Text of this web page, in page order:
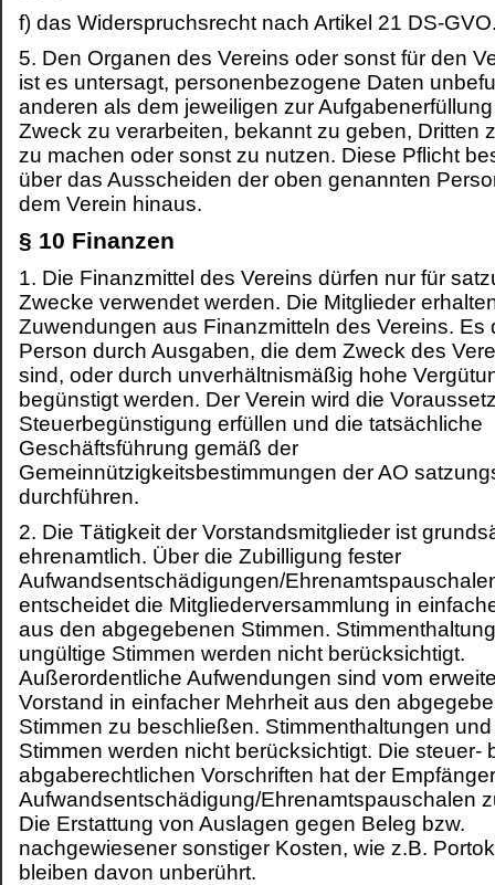
f) das Widerspruchsrecht nach Artikel 21 DS-
5. Den Organen des Vereins oder sonst für den
ist es untersagt, personenbezogene Daten
anderen als dem jeweiligen zur
Zweck zu verarbeiten, bekannt zu geben, Dritten
zu machen oder sonst zu nutzen. Diese Pflicht
über das Ausscheiden der oben genannten
dem Verein hinaus.
§ 10 Finanzen
1. Die Finanzmittel des Vereins dürfen nur für
Zwecke verwendet werden. Die Mitglieder
Zuwendungen aus Finanzmitteln des Vereins. Es
Person durch Ausgaben, die dem Zweck des
sind, oder durch unverhältnismäßig hohe
begünstigt werden. Der Verein wird die
Steuerbegünstigung erfüllen und die tatsächliche
Geschäftsführung gemäß der
Gemeinnützigkeitsbestimmungen der AO
durchführen.
2. Die Tätigkeit der Vorstandsmitglieder ist
ehrenamtlich. Über die Zubilligung fester
Aufwandsentschädigungen/
entscheidet die Mitgliederversammlung in
aus den abgegebenen Stimmen.
ungültige Stimmen werden nicht berücksichtigt.
Außerordentliche Aufwendungen sind vom
Vorstand in einfacher Mehrheit aus den
Stimmen zu beschließen. Stimmenthaltungen
Stimmen werden nicht berücksichtigt. Die steuer-
abgaberechtlichen Vorschriften hat der
Aufwandsentschädigung/Ehrenamtspauschalen
Die Erstattung von Auslagen gegen Beleg bzw.
nachgewiesener sonstiger Kosten, wie z.B.
bleiben davon unberührt.